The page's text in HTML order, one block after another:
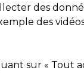
des
des
sur « Tout